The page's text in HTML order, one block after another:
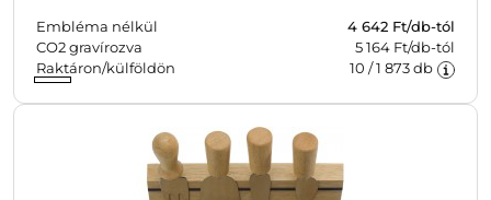
Embléma nélkül 4 642 Ft/db-tól
CO2 gravírozva
5 164 Ft/db-tól
Raktáron/külföldön
10 /1 873db